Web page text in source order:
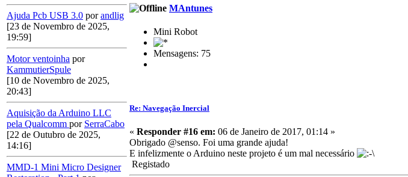
Ajuda Pcb USB 3.0 porandlig
[23 de Novembro de 2025,
19:59]
Motor ventoinha por
KammutierSpule
[10 de Novembro de 2025,
20:43]
Aquisição da Arduino LLC
pela Qualcomm por SerraCabo
[22 de Outubro de 2025,
14:16]
MMD-1 Mini Micro Designer
MAntunes
Mini Robot
Mensagens: 75
Re: Navegação Inercial
« Responder #16 em: 06 de Janeiro de 2017, 01:14 »
Obrigado @senso. Foi uma grande ajuda!
E infelizmente o Arduino neste projeto é um mal necessário
Registado